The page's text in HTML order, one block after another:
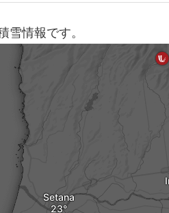
雪情報です。